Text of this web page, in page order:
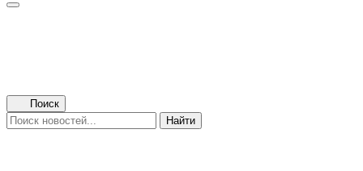
Поиск
Найти